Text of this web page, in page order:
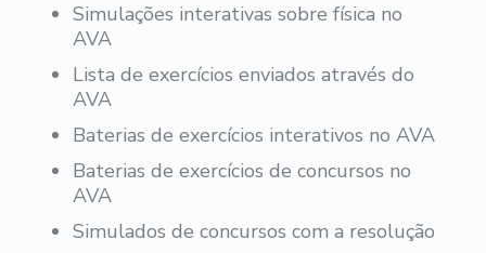
Simulações interativas sobre física no
AVA
Lista de exercícios enviados através do
AVA
Baterias de exercícios interativos no AVA
Baterias de exercícios de concursos no
AVA
Simulados de concursos com a resolução